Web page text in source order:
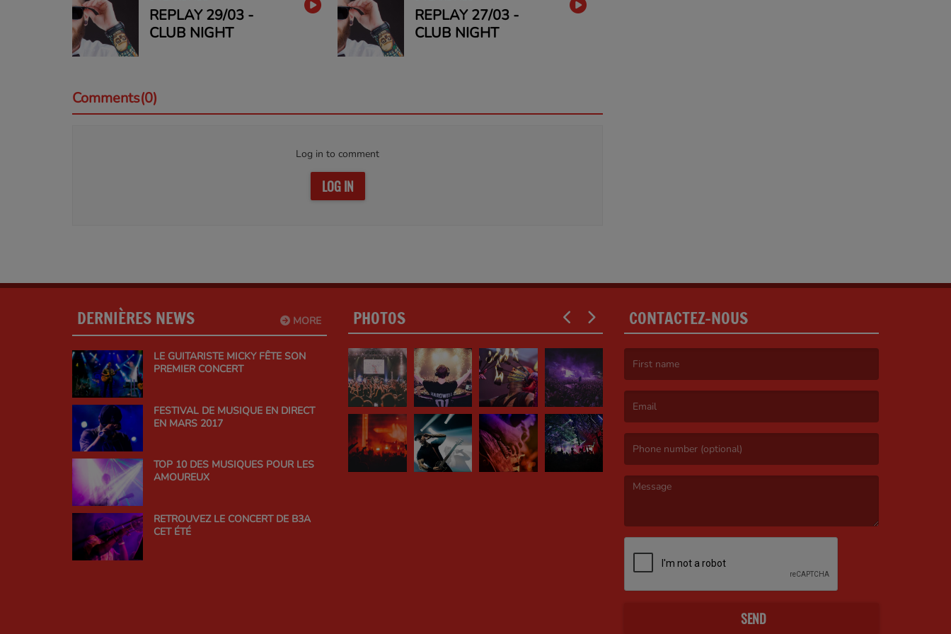
REPLAY 29/03 -
CLUB NIGHT
REPLAY 27/03 -
CLUB NIGHT
Comments(0)
Log in to comment
LOG IN
MORE
DERNIÈRES NEWS
LE GUITARISTE MICKY FÊTE SON
PREMIER CONCERT
FESTIVAL DE MUSIQUE EN DIRECT
EN MARS 2017
TOP 10 DES MUSIQUES POUR LES
AMOUREUX
RETROUVEZ LE CONCERT DE B3A
CET ÉTÉ
PHOTOS CONTACTEZ-NOUS
SEND